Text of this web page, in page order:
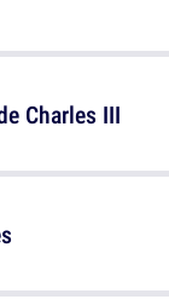
Charles III